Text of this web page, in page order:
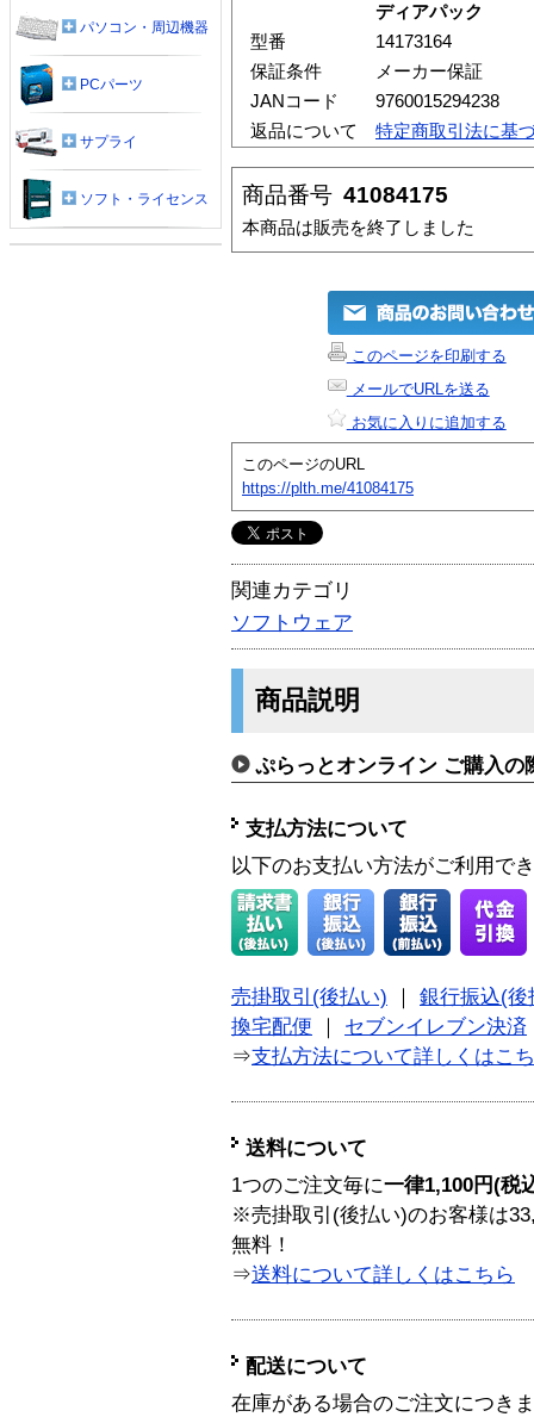
ディアパック
型番
14173164
保証条件
メーカー保証
JANコード
9760015294238
返品について
特定商取引法に基
商品番号 41084175
本商品は販売を終了しました
このページを印刷する
メールでURLを送る
お気に入りに追加する
このページのURL
https://plth.me/41084175
関連カテゴリ
ソフトウェア
商品説明
ぷらっとオンライン ご購入の
支払方法について
以下のお支払い方法がご利用で
売掛取引(後払い)
銀行振込(後
換宅配便
セブンイレブン決済
⇒支払方法について詳しくはこ
送料について
1つのご注文毎に一律1,100円(税
※売掛取引(後払い)のお客様は
無料！
⇒送料について詳しくはこちら
配送について
在庫がある場合のご注文につき
パソコン・周辺機器
PCパーツ
サプライ
ソフト・ライセンス